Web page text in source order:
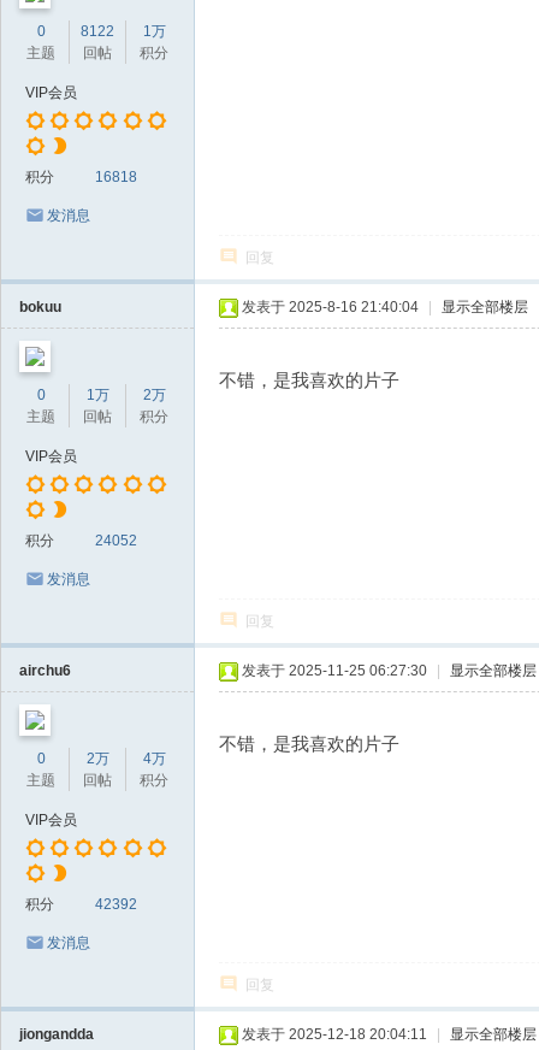
0
主题
8122
回帖
1万
积分
VIP会员
积分 16818
发消息
回复
bokuu
0
主题
1万
回帖
2万
积分
VIP会员
积分 24052
发消息
发表于 2025-8-16 21:40:04 显示全部楼层
不错，是我喜欢的片子
回复
airchu6
0
主题
2万
回帖
4万
积分
VIP会员
积分 42392
发消息
发表于 2025-11-25 06:27:30 显示全部楼层
不错，是我喜欢的片子
回复
jiongandda 发表于 2025-12-18 20:04:11 显示全部楼层